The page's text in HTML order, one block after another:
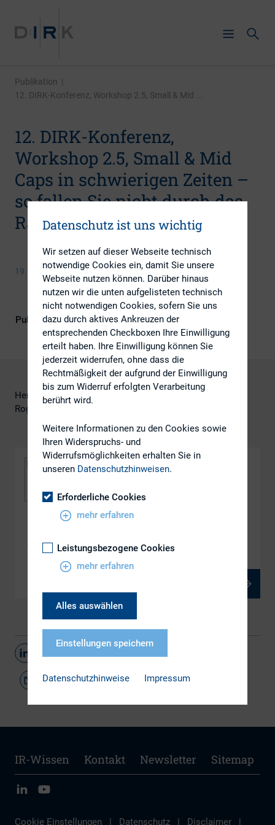
Publikation |
12. DIRK-Konferenz, Workshop 2.5, Small & Mid ...
12. DIRK-Konferenz,
Workshop 2.5, Small & Mid
Caps in schwierigen Zeiten –
so fallen Sie nicht durch das
Raster
19. Mai 2009
Publikationsform DIRK-Publikationen
Henriette Domhardt, Close Brothers Seydler Bank AG
Roger Peeters, Close Brothers Seydler Bank AG
ws_2.5
IR-Wissen Kontakt Newsletter Sitemap
Cookie Einstellungen | Datenschutz | Disclaimer |
Datenschutz ist uns wichtig
Wir setzen auf dieser Webseite technisch
notwendige Cookies ein, damit Sie unsere
Webseite nutzen können. Darüber hinaus
nutzen wir die unten aufgelisteten technisch
nicht notwendigen Cookies, sofern Sie uns
dazu durch aktives Ankreuzen der
entsprechenden Checkboxen Ihre Einwilligung
erteilt haben. Ihre Einwilligung können Sie
jederzeit widerrufen, ohne dass die
Rechtmäßigkeit der aufgrund der Einwilligung
bis zum Widerruf erfolgten Verarbeitung
berührt wird.
Weitere Informationen zu den Cookies sowie
Ihren Widerspruchs- und
Widerrufsmöglichkeiten erhalten Sie in
unseren Datenschutzhinweisen.
Erforderliche Cookies
mehr erfahren
Leistungsbezogene Cookies
mehr erfahren
Alles auswählen
Einstellungen speichern
Datenschutzhinweise Impressum